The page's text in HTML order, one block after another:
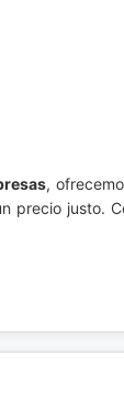
,
precio justo.